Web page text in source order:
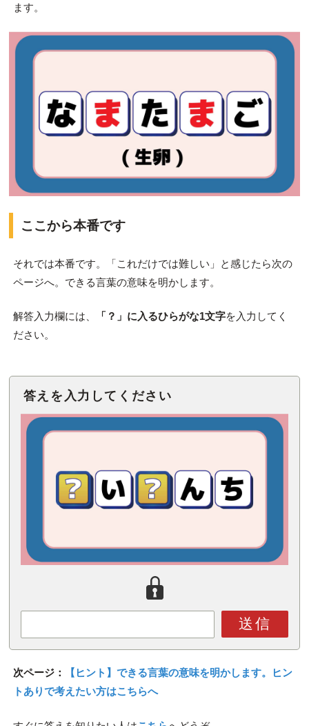
ます。
ここから本番です
それでは本番です。「これだけでは難しい」と感じたら次の
ページへ。できる言葉の意味を明かします。
解答入力欄には、 「？」に入るひらがな1文字を入力してく
ださい。
答えを入力してください
送信
次ページ：
【ヒント】できる言葉の意味を明かします。ヒン
トありで考えたい方はこちらへ